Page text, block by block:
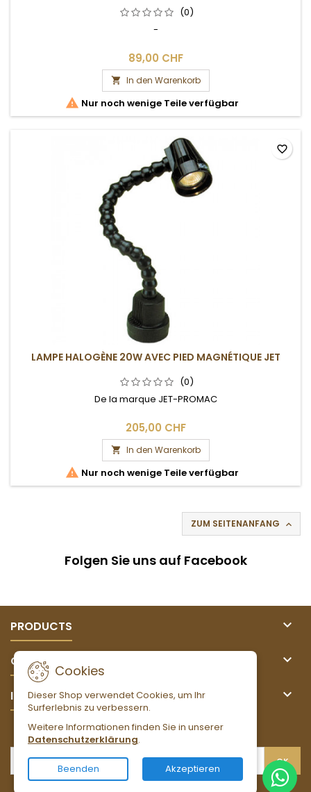
(0)
-
89,00 CHF
 In den Warenkorb
 Nur noch wenige Teile verfügbar
LAMPE HALOGÈNE 20W AVEC PIED MAGNÉTIQUE JET
(0)
De la marque JET-PROMAC
205,00 CHF
 In den Warenkorb
 Nur noch wenige Teile verfügbar
favorite_border
ZUM SEITENANFANG 
Folgen Sie uns auf Facebook
PRODUCTS 
OUR COMPANY 
IHR KONTO 
Cookies
Dieser Shop verwendet Cookies, um Ihr
Surferlebnis zu verbessern.
Weitere Informationen finden Sie in unserer
Datenschutzerklärung.
Beenden Akzeptieren
NEWSLETTER